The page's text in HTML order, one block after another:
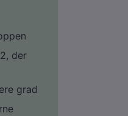
der
grad